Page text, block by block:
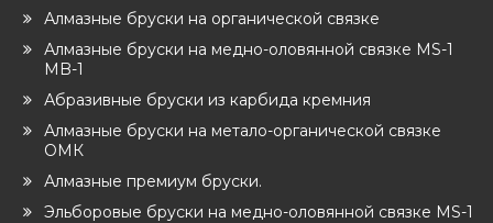
Алмазные бруски на органической связке
Алмазные бруски на медно-оловянной связке MS-1
MB-1
Абразивные бруски из карбида кремния
Алмазные бруски на метало-органической связке
ОМК
Алмазные премиум бруски.
Эльборовые бруски на медно-оловянной связке MS-1